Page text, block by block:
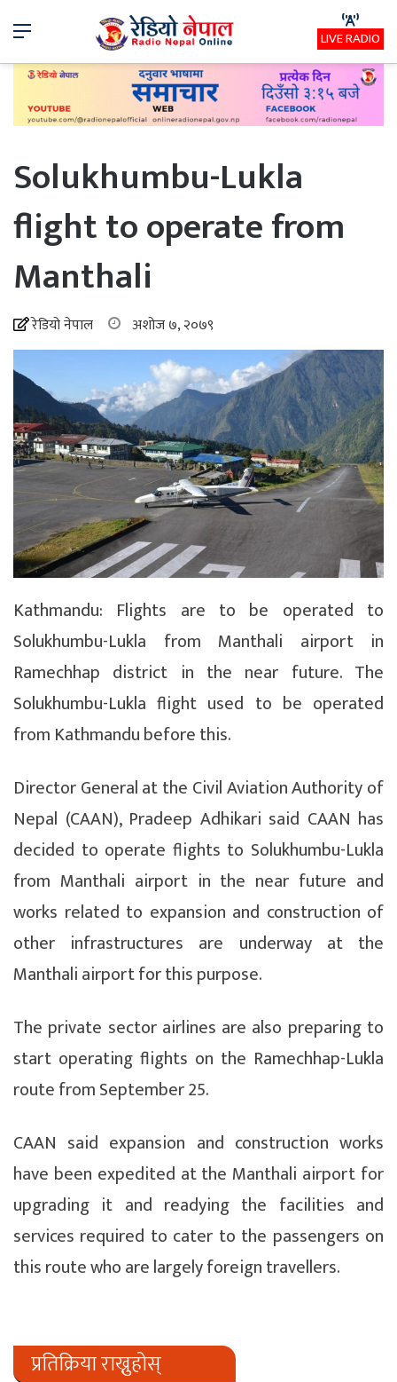
Menu LIVE RADIO
Solukhumbu-Lukla
flight to operate from
Manthali
रेडियो नेपाल अशोज ७, २०७९
Kathmandu: Flights are to be operated to
Solukhumbu-Lukla from Manthali airport in
Ramechhap district in the near future. The
Solukhumbu-Lukla flight used to be operated
from Kathmandu before this.
Director General at the Civil Aviation Authority of
Nepal (CAAN), Pradeep Adhikari said CAAN has
decided to operate flights to Solukhumbu-Lukla
from Manthali airport in the near future and
works related to expansion and construction of
other infrastructures are underway at the
Manthali airport for this purpose.
The private sector airlines are also preparing to
start operating flights on the Ramechhap-Lukla
route from September 25.
CAAN said expansion and construction works
have been expedited at the Manthali airport for
upgrading it and readying the facilities and
services required to cater to the passengers on
this route who are largely foreign travellers.
प्रतिक्रिया राख्नुहोस्